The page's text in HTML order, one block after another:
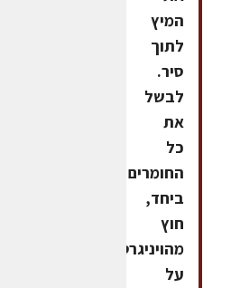
המיץ
לתוך
סיר.
לבשל
את
כל
החומרים
ביחד,
חוץ
מהויניגרט,
על